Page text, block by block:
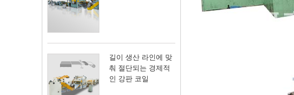
길이 생산 라인에 맞
춰 절단되는 경제적
인 강판 코일